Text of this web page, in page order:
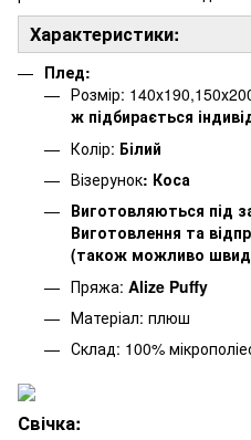
Характеристики:
Плед:
Розмір:
ж підбирається
Колір: Білий
Візерунок: Коса
Виготовляються під
Виготовлення та
(також можливо
Пряжа: Alize Puffy
Матеріал: плюш
Склад: 100%
Свічка: